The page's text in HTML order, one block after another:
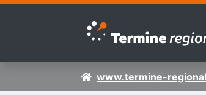
Zur Navigation springen
Zum Inhalt springen
www.termine-